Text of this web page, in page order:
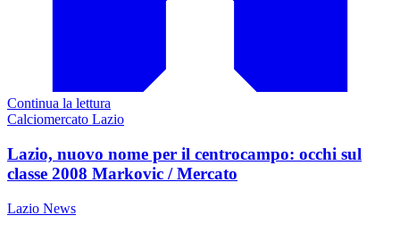
Continua la lettura
Calciomercato Lazio
Lazio, nuovo nome per il centrocampo: occhi sul
classe 2008 Markovic / Mercato
Lazio News